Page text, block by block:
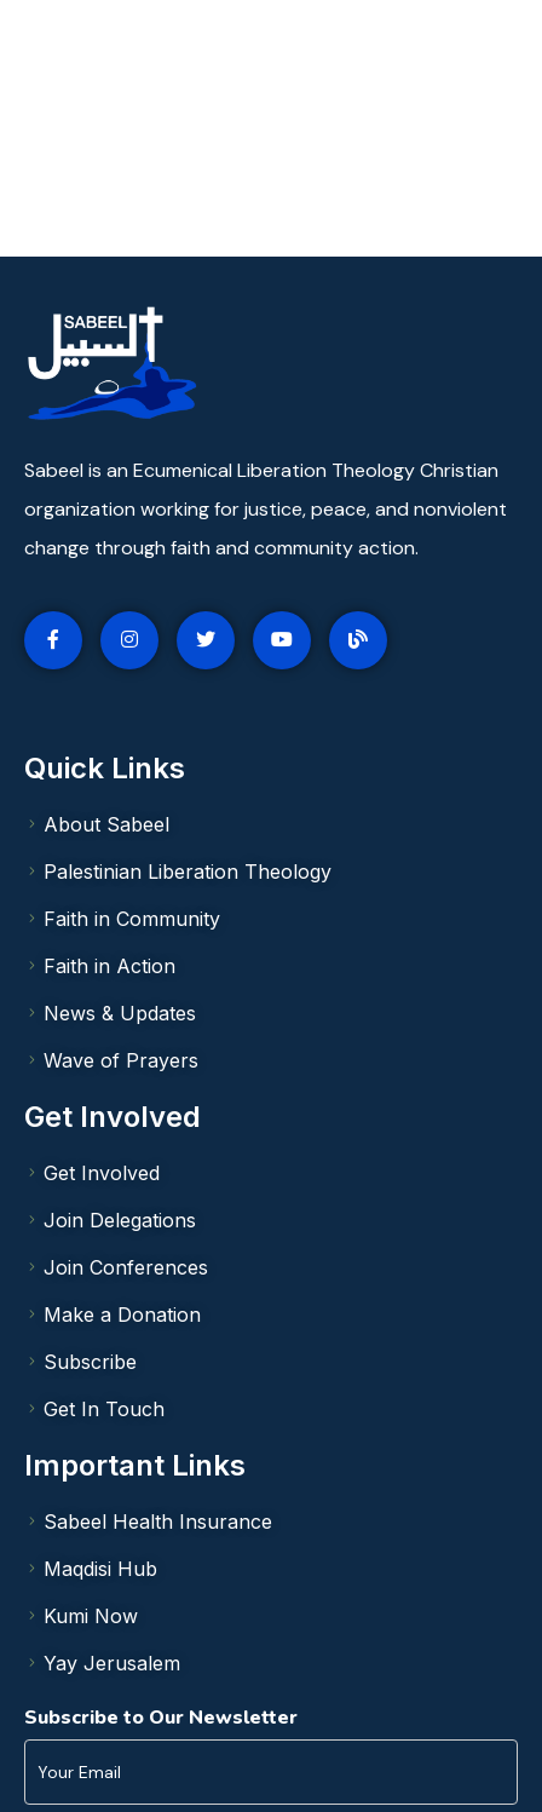
Sabeel is an Ecumenical Liberation Theology Christian
organization working for justice, peace, and nonviolent
change through faith and community action.
Quick Links
About Sabeel
Palestinian Liberation Theology
Faith in Community
Faith in Action
News & Updates
Wave of Prayers
Get Involved
Get Involved
Join Delegations
Join Conferences
Make a Donation
Subscribe
Get In Touch
Important Links
Sabeel Health Insurance
Maqdisi Hub
Kumi Now
Yay Jerusalem
Subscribe to Our Newsletter